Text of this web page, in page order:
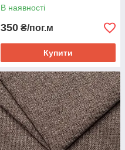
В наявності
350 ₴/пог.м
Купити